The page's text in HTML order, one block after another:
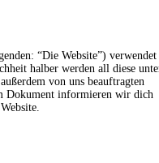
“Die Website”) verwendet
halber werden all diese
von uns beauftragten
Dokument informieren wir dich